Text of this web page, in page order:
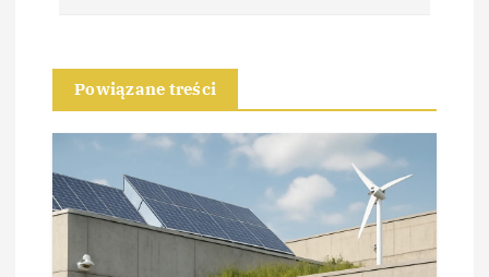
a
w
Powiązane treści